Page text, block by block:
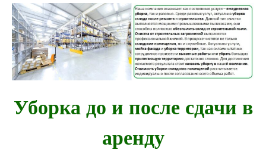
Уборка до и после сдачи в
аренду